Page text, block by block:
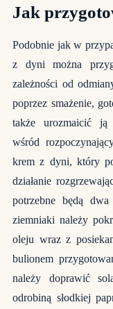
Jak
Podobnie jak w
z dyni
można
zależności od
poprzez smażenie,
także urozmaicić ją
wśród
krem z dyni, który
działanie
potrzebne będą
ziemniaki należy
oleju wraz z
bulionem
należy doprawić
odrobiną słodkiej